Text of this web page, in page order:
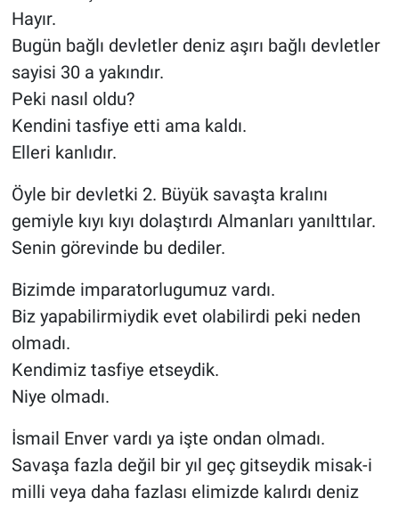
Hayır.
Bugün bağlı devletler deniz aşırı bağlı devletler
sayisi 30 a yakındır.
Peki nasıl oldu?
Kendini tasfiye etti ama kaldı.
Elleri kanlıdır.
Öyle bir devletki 2. Büyük savaşta kralını
gemiyle kıyı kıyı dolaştırdı Almanları yanılttılar.
Senin görevinde bu dediler.
Bizimde imparatorlugumuz vardı.
Biz yapabilirmiydik evet olabilirdi peki neden
olmadı.
Kendimiz tasfiye etseydik.
Niye olmadı.
İsmail Enver vardı ya işte ondan olmadı.
Savaşa fazla değil bir yıl geç gitseydik misak-i
milli veya daha fazlası elimizde kalırdı deniz